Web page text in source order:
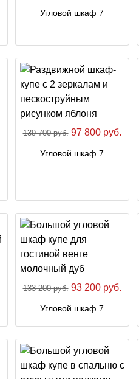
Угловой шкаф 7
139 700 руб.97 800 руб.
Угловой шкаф 7
133 200 руб.93 200 руб.
Угловой шкаф 7